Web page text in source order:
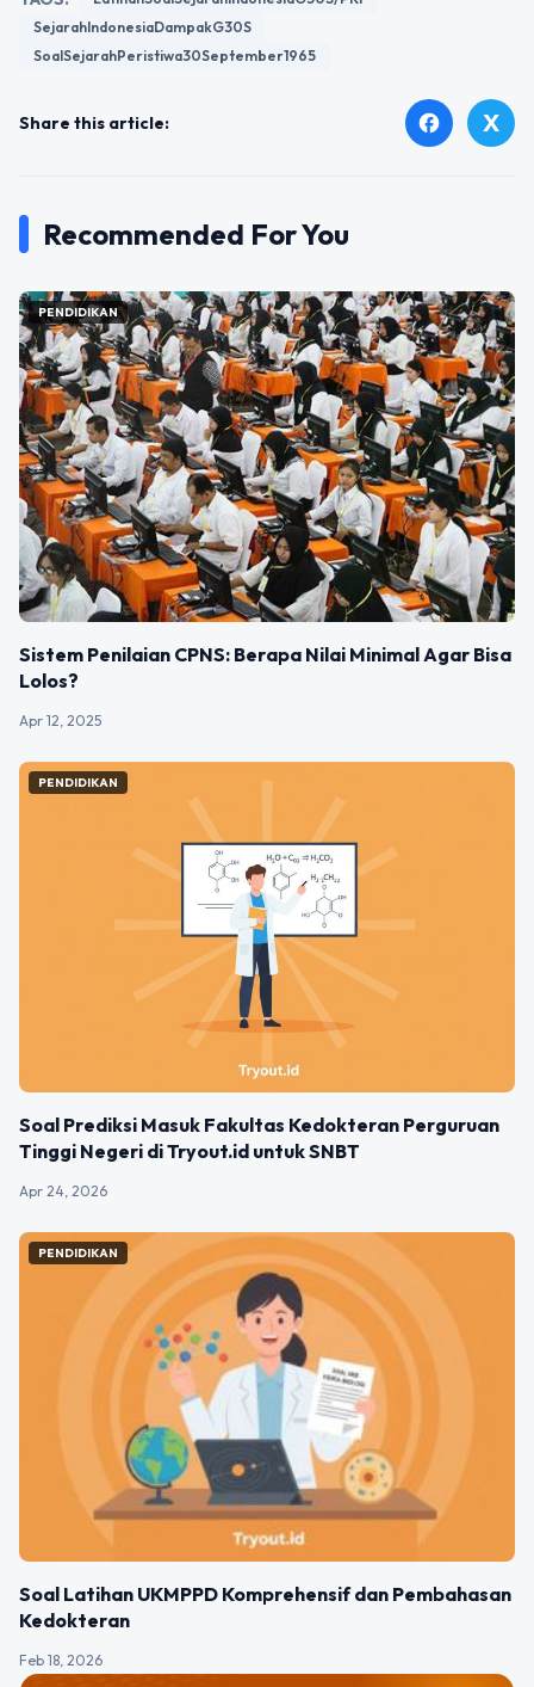
SejarahIndonesiaDampakG30S
SoalSejarahPeristiwa30September1965
Share this article: facebook X
Recommended For You
PENDIDIKAN
Sistem Penilaian CPNS: Berapa Nilai Minimal Agar Bisa
Lolos?
Apr 12, 2025
PENDIDIKAN
Soal Prediksi Masuk Fakultas Kedokteran Perguruan
Tinggi Negeri di Tryout.id untuk SNBT
Apr 24, 2026
PENDIDIKAN
Soal Latihan UKMPPD Komprehensif dan Pembahasan
Kedokteran
Feb 18, 2026